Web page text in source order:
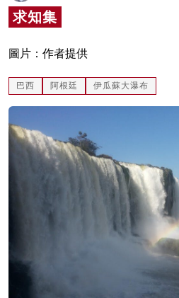
灼見活動
求知集
圖片：作者提供
巴西 阿根廷 伊瓜蘇大瀑布